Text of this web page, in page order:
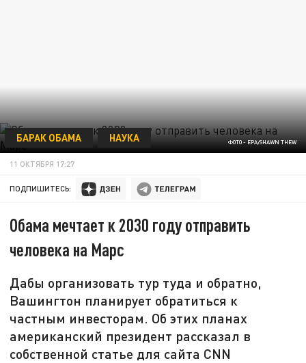
ФОТО - EPA/SHAWN THEW
БАРАК ОБАМА НАУКА
11 ОКТЯБРЯ 17:27
ПОДПИШИТЕСЬ:
Обама мечтает к 2030 году отправить
человека на Марс
Дабы организовать тур туда и обратно,
Вашингтон планирует обратиться к
частным инвесторам. Об этих планах
американский президент рассказал в
собственной статье для сайта CNN